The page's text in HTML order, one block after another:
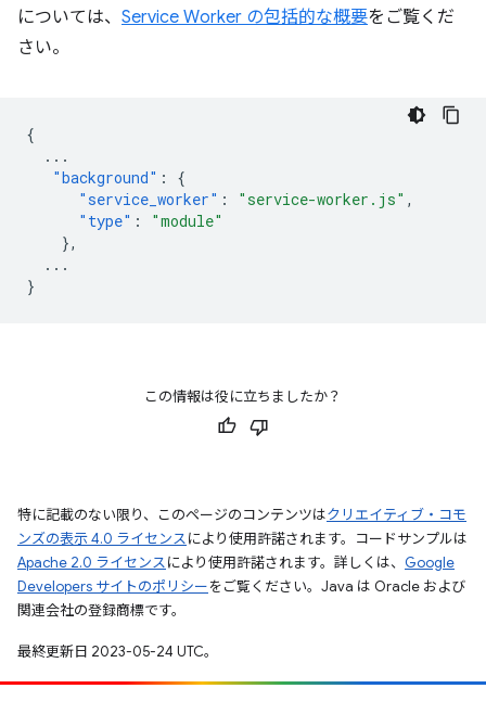
については、 Service Worker の包括的な概要をご覧くだ
さい。
{
...
"background" :
{
"service_worker" : "service-worker.js" ,
"type" :
"module"
},
...
}
この情報は役に立ちましたか？
特に記載のない限り、このページのコンテンツはクリエイティブ・コモ
ンズの表示 4.0 ライセンスにより使用許諾されます。コードサンプルは
Apache 2.0 ライセンスにより使用許諾されます。詳しくは、 Google
Developers サイトのポリシーをご覧ください。Java は Oracle および
関連会社の登録商標です。
最終更新日 2023-05-24 UTC。